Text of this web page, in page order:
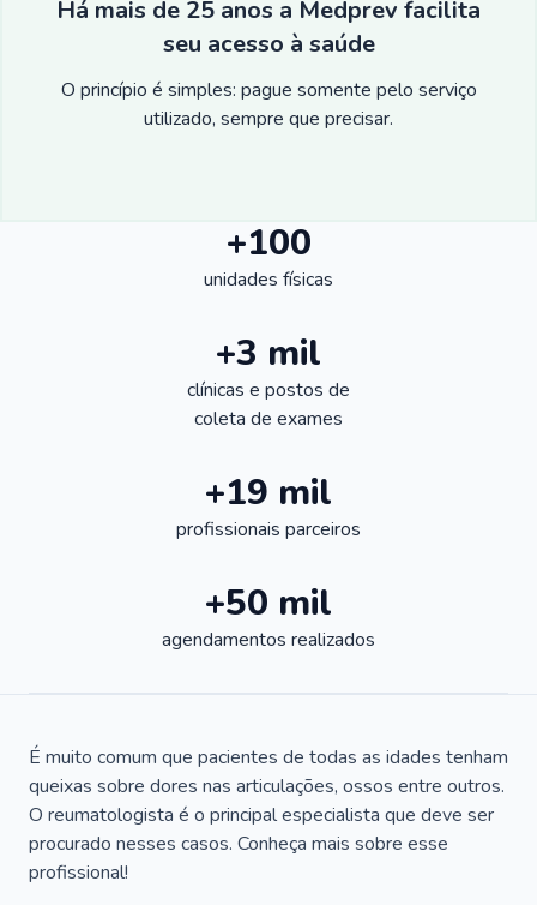
Há mais de 25 anos a Medprev facilita
seu acesso à saúde
O princípio é simples: pague somente pelo serviço
utilizado, sempre que precisar.
+100
unidades físicas
+3 mil
clínicas e postos de
coleta de exames
+19 mil
profissionais parceiros
+50 mil
agendamentos realizados
É muito comum que pacientes de todas as idades tenham
queixas sobre dores nas articulações, ossos entre outros.
O reumatologista é o principal especialista que deve ser
procurado nesses casos. Conheça mais sobre esse
profissional!